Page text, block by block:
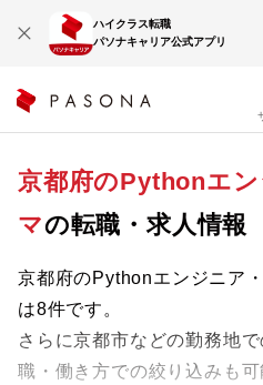
ハイクラス転職
パソナキャリア公式アプリ
京都府のPythonエ
マの転職・求人情報
京都府のPythonエンジニア
は8件です。
さらに京都市などの勤務地
職・働き方での絞り込みも可